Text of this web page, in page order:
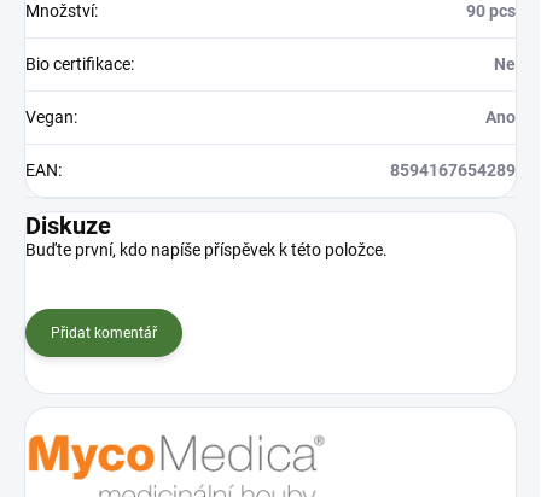
Množství: 90 pcs
Bio certifikace: Ne
Vegan: Ano
EAN: 8594167654289
Diskuze
Buďte první, kdo napíše příspěvek k této položce.
Přidat komentář